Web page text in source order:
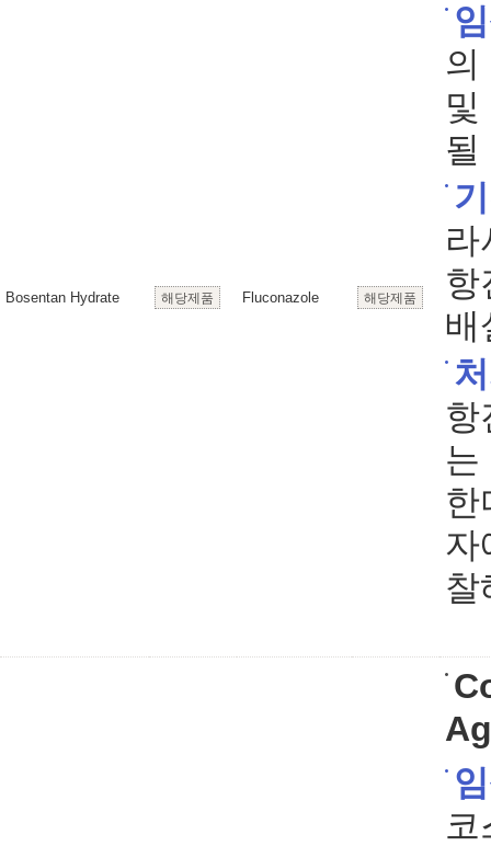
Bosentan Hydrate 해당제품 Fluconazole 해당제품
의
및
될
라
항
배
항
는
한
자
찰